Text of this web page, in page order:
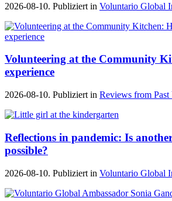
2026-08-10. Publiziert in Voluntario Global
Volunteering at the Community
experience
2026-08-10. Publiziert in Reviews from Past
Reflections in pandemic: Is
possible?
2026-08-10. Publiziert in Voluntario Global